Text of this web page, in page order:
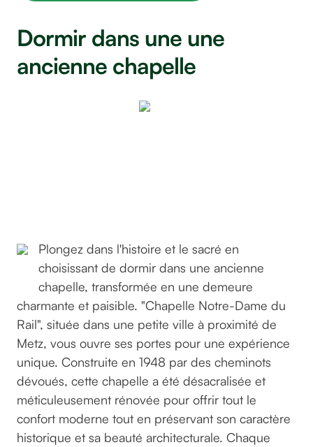
Dormir dans une une
ancienne chapelle
Plongez dans l'histoire et le sacré en
choisissant de dormir dans une ancienne
chapelle, transformée en une demeure
charmante et paisible. "Chapelle Notre-Dame du
Rail", située dans une petite ville à proximité de
Metz, vous ouvre ses portes pour une expérience
unique. Construite en 1948 par des cheminots
dévoués, cette chapelle a été désacralisée et
méticuleusement rénovée pour offrir tout le
confort moderne tout en préservant son caractère
historique et sa beauté architecturale. Chaque